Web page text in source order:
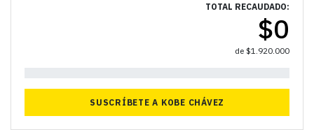
TOTAL RECAUDADO:
$0
de$1.920.000
SUSCRÍBETE A KOBE CHÁVEZ